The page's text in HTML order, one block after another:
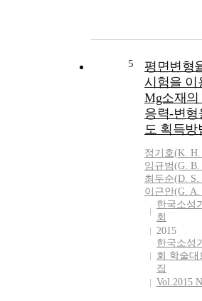
5
평면변형
시험을 이
Mg소재의
응력-변형
도 획득방
정기 호(K.
임규범(G.
최두순(D. S.
이근안(G. A.
한국소성
회
2015
한국소성
회 학술대
집
Vol.2015